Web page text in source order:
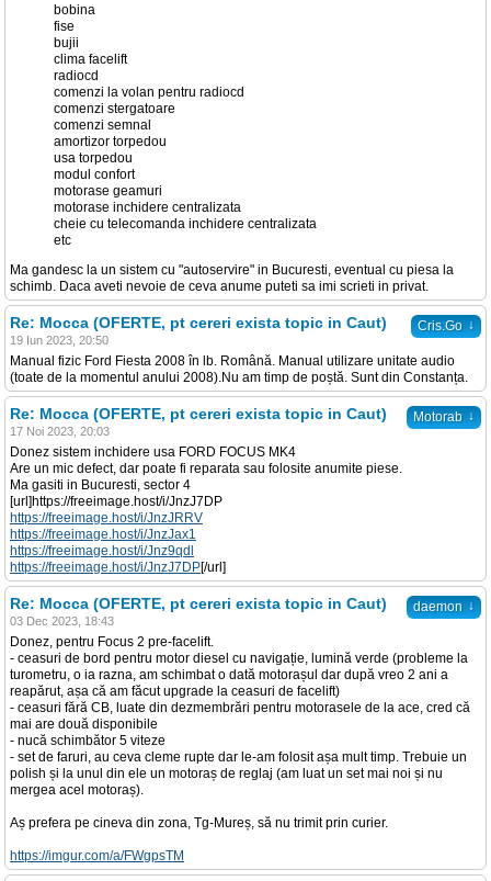
bobina
fise
bujii
clima facelift
radiocd
comenzi la volan pentru radiocd
comenzi stergatoare
comenzi semnal
amortizor torpedou
usa torpedou
modul confort
motorase geamuri
motorase inchidere centralizata
cheie cu telecomanda inchidere centralizata
etc
Ma gandesc la un sistem cu "autoservire" in Bucuresti, eventual cu piesa la
schimb. Daca aveti nevoie de ceva anume puteti sa imi scrieti in privat.
Cris.Go ↓
Re: Mocca (OFERTE, pt cereri exista topic in Caut)
19 Iun 2023, 20:50
Manual fizic Ford Fiesta 2008 în lb. Română. Manual utilizare unitate audio
(toate de la momentul anului 2008).Nu am timp de poștă. Sunt din Constanța.
Motorab ↓
Re: Mocca (OFERTE, pt cereri exista topic in Caut)
17 Noi 2023, 20:03
Donez sistem inchidere usa FORD FOCUS MK4
Are un mic defect, dar poate fi reparata sau folosite anumite piese.
Ma gasiti in Bucuresti, sector 4
[url]https://freeimage.host/i/JnzJ7DP
https://freeimage.host/i/JnzJRRV
https://freeimage.host/i/JnzJax1
https://freeimage.host/i/Jnz9qdl
https://freeimage.host/i/JnzJ7DP[/url]
daemon ↓
Re: Mocca (OFERTE, pt cereri exista topic in Caut)
03 Dec 2023, 18:43
Donez, pentru Focus 2 pre-facelift.
- ceasuri de bord pentru motor diesel cu navigație, lumină verde (probleme la
turometru, o ia razna, am schimbat o dată motorașul dar după vreo 2 ani a
reapărut, așa că am făcut upgrade la ceasuri de facelift)
- ceasuri fără CB, luate din dezmembrări pentru motorasele de la ace, cred că
mai are două disponibile
- nucă schimbător 5 viteze
- set de faruri, au ceva cleme rupte dar le-am folosit așa mult timp. Trebuie un
polish și la unul din ele un motoraș de reglaj (am luat un set mai noi și nu
mergea acel motoraș).
Aș prefera pe cineva din zona, Tg-Mureș, să nu trimit prin curier.
https://imgur.com/a/FWgpsTM